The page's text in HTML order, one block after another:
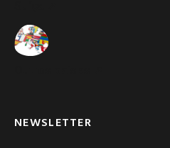
NEWSLETTER